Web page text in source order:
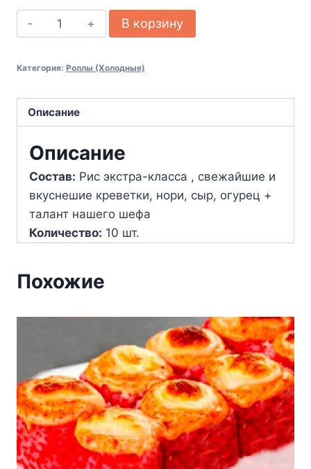
Количество
товара
калифорния
кунжутом
(10
шт.)
В корзину
Категория: Роллы (Холодные)
Описание
Описание
Состав: Рис экстра-класса , свежайшие и
вкуснешие креветки, нори, сыр, огурец +
талант нашего шефа
Количество: 10 шт.
Похожие